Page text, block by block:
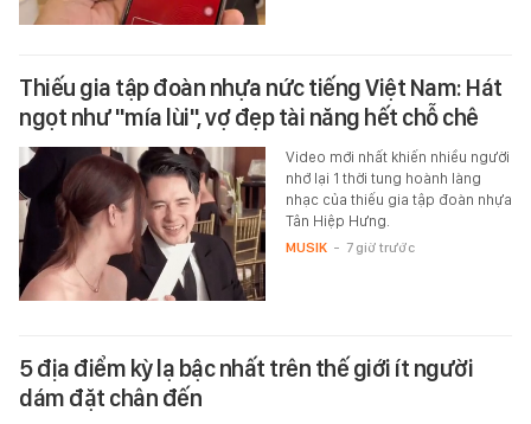
Thiếu gia tập đoàn nhựa nức tiếng Việt Nam: Hát
ngọt như "mía lùi", vợ đẹp tài năng hết chỗ chê
Video mới nhất khiến nhiều người
nhớ lại 1 thời tung hoành làng
nhạc của thiếu gia tập đoàn nhựa
Tân Hiệp Hưng.
MUSIK - 7 giờ trước
5 địa điểm kỳ lạ bậc nhất trên thế giới ít người
dám đặt chân đến